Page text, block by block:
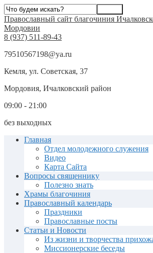
Православный сайт благочиния
Мордовии
8 (937) 511-89-43
79510567198@ya.ru
Кемля, ул. Советская, 37
Мордовия, Ичалковский район
09:00 - 21:00
без выходных
Главная
Отдел молодежного служения
Видео
Карта Сайта
Вопросы священнику
Полезно знать
Храмы благочиния
Православный календарь
Праздники
Православные посты
Статьи и Новости
Из жизни и творчества
Миссионерские беседы